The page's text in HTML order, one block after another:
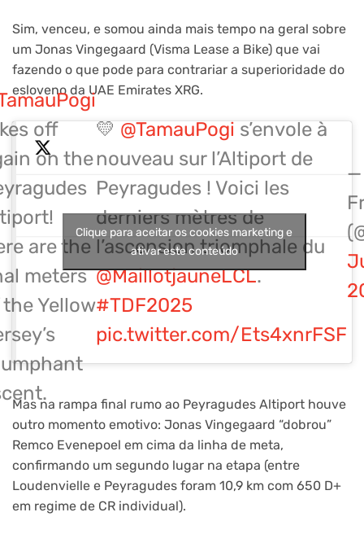
Sim, venceu, e somou ainda mais tempo na geral sobre
um Jonas Vingegaard (Visma Lease a Bike) que vai
fazendo o que pode para contrariar a superioridade do
esloveno da UAE Emirates XRG.
off
on the
are the
meters
Yellow
💛 @TamauPogi s’envole à
nouveau sur l’Altiport de
Peyragudes ! Voici les
derniers mètres de
l’ascension triomphale du
@MaillotjauneLCL.
#TDF2025
pic.twitter.com/Ets4xnrFSF
—
Clique para aceitar os cookies marketing e
ativar este conteúdo
Mas na rampa final rumo ao Peyragudes Altiport houve
outro momento emotivo: Jonas Vingegaard “dobrou”
Remco Evenepoel em cima da linha de meta,
confirmando um segundo lugar na etapa (entre
Loudenvielle e Peyragudes foram 10,9 km com 650 D+
em regime de CR individual).